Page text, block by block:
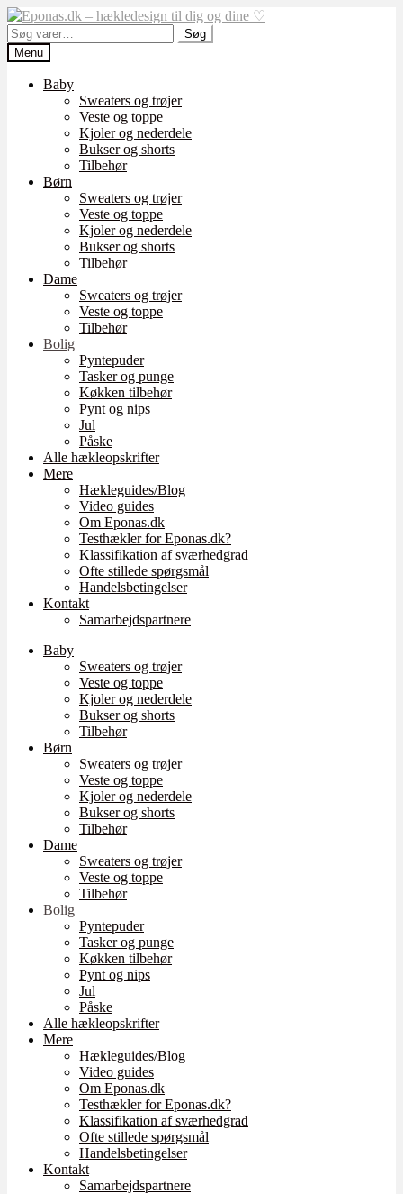
Spring
til
navigation
Spring
til
indhold
Søg
efter:
Søg
Menu
Baby
Sweaters og trøjer
Veste og toppe
Kjoler og nederdele
Bukser og shorts
Tilbehør
Børn
Sweaters og trøjer
Veste og toppe
Kjoler og nederdele
Bukser og shorts
Tilbehør
Dame
Sweaters og trøjer
Veste og toppe
Tilbehør
Bolig
Pyntepuder
Tasker og punge
Køkken tilbehør
Pynt og nips
Jul
Påske
Alle hækleopskrifter
Mere
Hækleguides/Blog
Video guides
Om Eponas.dk
Testhækler for Eponas.dk?
Klassifikation af sværhedgrad
Ofte stillede spørgsmål
Handelsbetingelser
Kontakt
Samarbejdspartnere
Baby
Sweaters og trøjer
Veste og toppe
Kjoler og nederdele
Bukser og shorts
Tilbehør
Børn
Sweaters og trøjer
Veste og toppe
Kjoler og nederdele
Bukser og shorts
Tilbehør
Dame
Sweaters og trøjer
Veste og toppe
Tilbehør
Bolig
Pyntepuder
Tasker og punge
Køkken tilbehør
Pynt og nips
Jul
Påske
Alle hækleopskrifter
Mere
Hækleguides/Blog
Video guides
Om Eponas.dk
Testhækler for Eponas.dk?
Klassifikation af sværhedgrad
Ofte stillede spørgsmål
Handelsbetingelser
Kontakt
Samarbejdspartnere